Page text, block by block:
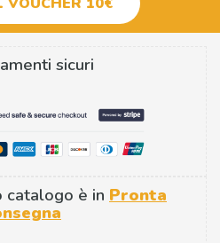
sicuri
catalogo è in Pronta